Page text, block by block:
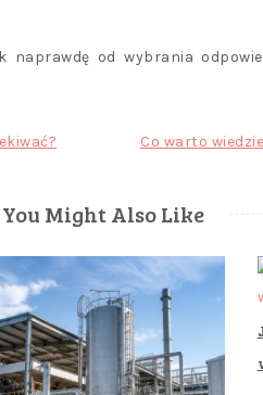
od wybrania
Co warto
You Might Also Like